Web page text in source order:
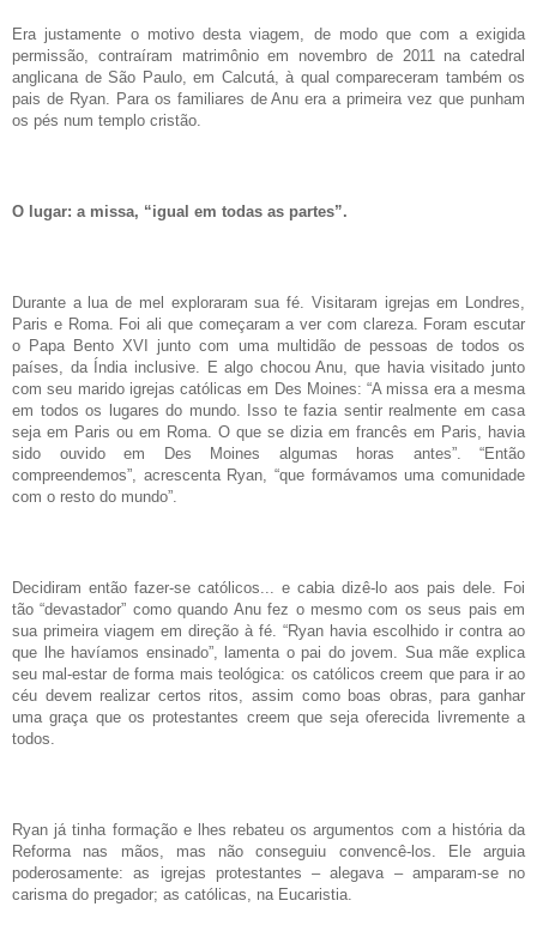
Era justamente o motivo desta viagem, de modo que com a exigida
permissão, contraíram matrimônio em novembro de 2011 na catedral
anglicana de São Paulo, em Calcutá, à qual compareceram também os
pais de Ryan. Para os familiares de Anu era a primeira vez que punham
os pés num templo cristão.
O lugar: a missa, “igual em todas as partes”.
Durante a lua de mel exploraram sua fé. Visitaram igrejas em Londres,
Paris e Roma. Foi ali que começaram a ver com clareza. Foram escutar
o Papa Bento XVI junto com uma multidão de pessoas de todos os
países, da Índia inclusive. E algo chocou Anu, que havia visitado junto
com seu marido igrejas católicas em Des Moines: “A missa era a mesma
em todos os lugares do mundo. Isso te fazia sentir realmente em casa
seja em Paris ou em Roma. O que se dizia em francês em Paris, havia
sido ouvido em Des Moines algumas horas antes”. “Então
compreendemos”, acrescenta Ryan, “que formávamos uma comunidade
com o resto do mundo”.
Decidiram então fazer-se católicos... e cabia dizê-lo aos pais dele. Foi
tão “devastador” como quando Anu fez o mesmo com os seus pais em
sua primeira viagem em direção à fé. “Ryan havia escolhido ir contra ao
que lhe havíamos ensinado”, lamenta o pai do jovem. Sua mãe explica
seu mal-estar de forma mais teológica: os católicos creem que para ir ao
céu devem realizar certos ritos, assim como boas obras, para ganhar
uma graça que os protestantes creem que seja oferecida livremente a
todos.
Ryan já tinha formação e lhes rebateu os argumentos com a história da
Reforma nas mãos, mas não conseguiu convencê-los. Ele arguia
poderosamente: as igrejas protestantes – alegava – amparam-se no
carisma do pregador; as católicas, na Eucaristia.